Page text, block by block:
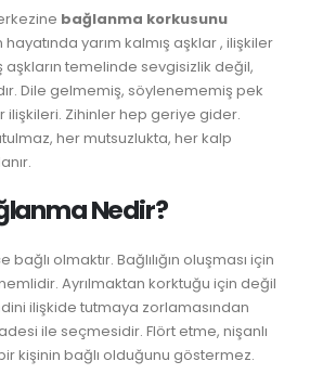
bağlanma korkusunu
yarım kalmış aşklar , ilişkiler
aşkların temelinde sevgisizlik değil,
Dile gelmemiş, söylenememiş pek
ilişkileri. Zihinler hep geriye gider.
her mutsuzlukta, her kalp
Nedir?
olmaktır. Bağlılığın oluşması için
Ayrılmaktan korktuğu için değil
ilişkide tutmaya zorlamasından
ile seçmesidir. Flört etme, nişanlı
kişinin bağlı olduğunu göstermez.